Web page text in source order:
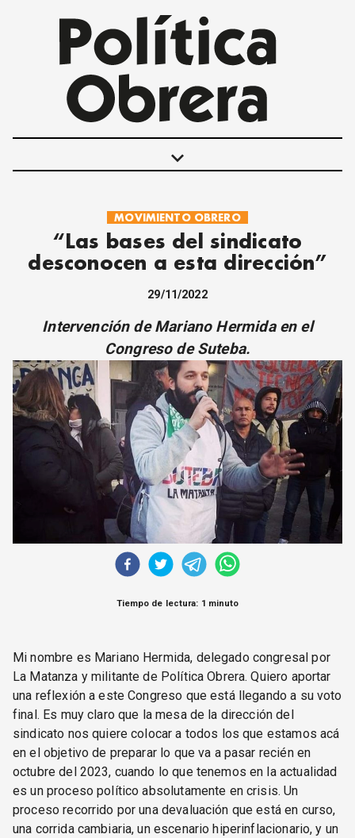
keyboard_arrow_down
POLÍTICAS
INTERNACIONALES
MOVIMIENTO OBRERO
SOCIEDAD Y CULTURA
JUVENTUD
CORREO DE LECTORES
DEBATE
ARCHIVO
DECLARACIONES
OPINIÓN
ALTAMIRA RESPONDE
Política Obrera Revista
CONTACTO
MOVIMIENTO OBRERO
“Las bases del sindicato
desconocen a esta dirección”
29/11/2022
Intervención de Mariano Hermida en el
Congreso de Suteba.
Tiempo de lectura: 1 minuto
Mi nombre es Mariano Hermida, delegado congresal por
La Matanza y militante de Política Obrera. Quiero aportar
una reflexión a este Congreso que está llegando a su voto
final. Es muy claro que la mesa de la dirección del
sindicato nos quiere colocar a todos los que estamos acá
en el objetivo de preparar lo que va a pasar recién en
octubre del 2023, cuando lo que tenemos en la actualidad
es un proceso político absolutamente en crisis. Un
proceso recorrido por una devaluación que está en curso,
una corrida cambiaria, un escenario hiperinflacionario, y un